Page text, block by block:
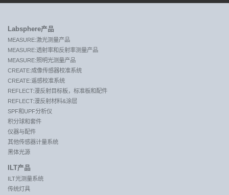
Labsphere产品
MEASURE:激光测量产品
MEASURE:透射率和反射率测量产品
MEASURE:照明光测量产品
CREATE:成像传感器校准系统
CREATE:遥感校准系统
REFLECT:漫反射目标板，标准板和配件
REFLECT:漫反射材料&涂层
SPF和UPF分析仪
积分球和套件
仪器与配件
其他传感器计量系统
黑体光源
ILT产品
ILT光测量系统
传统灯具